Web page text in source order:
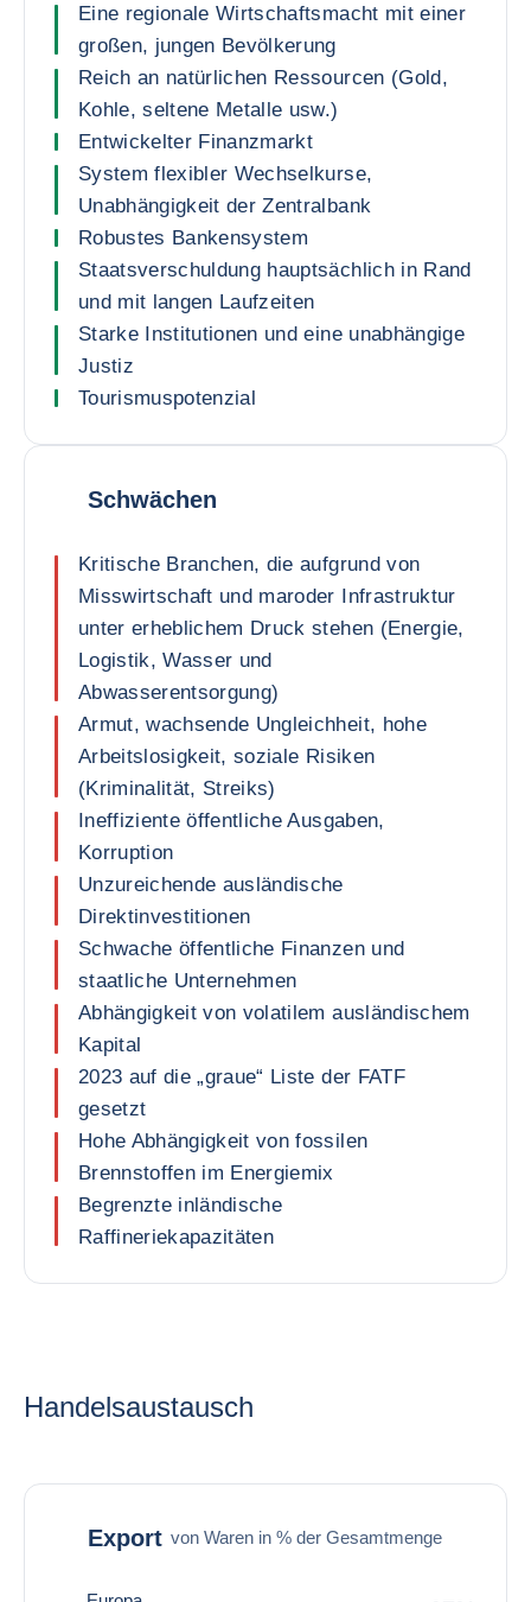
Eine regionale Wirtschaftsmacht mit einer
großen, jungen Bevölkerung
Reich an natürlichen Ressourcen (Gold,
Kohle, seltene Metalle usw.)
Entwickelter Finanzmarkt
System flexibler Wechselkurse,
Unabhängigkeit der Zentralbank
Robustes Bankensystem
Staatsverschuldung hauptsächlich in Rand
und mit langen Laufzeiten
Starke Institutionen und eine unabhängige
Justiz
Tourismuspotenzial
Schwächen
Kritische Branchen, die aufgrund von
Misswirtschaft und maroder Infrastruktur
unter erheblichem Druck stehen (Energie,
Logistik, Wasser und
Abwasserentsorgung)
Armut, wachsende Ungleichheit, hohe
Arbeitslosigkeit, soziale Risiken
(Kriminalität, Streiks)
Ineffiziente öffentliche Ausgaben,
Korruption
Unzureichende ausländische
Direktinvestitionen
Schwache öffentliche Finanzen und
staatliche Unternehmen
Abhängigkeit von volatilem ausländischem
Kapital
2023 auf die „graue“ Liste der FATF
gesetzt
Hohe Abhängigkeit von fossilen
Brennstoffen im Energiemix
Begrenzte inländische
Raffineriekapazitäten
Handelsaustausch
Export von Waren in % der Gesamtmenge